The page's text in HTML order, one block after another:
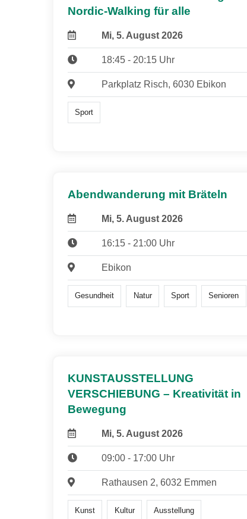
Nordic-Walking für alle
Mi, 5. August 2026
18:45 - 20:15 Uhr
Parkplatz Risch, 6030 Ebikon
Sport
Abendwanderung mit Bräteln
Mi, 5. August 2026
16:15 - 21:00 Uhr
Ebikon
Gesundheit Natur Sport Senioren
KUNSTAUSSTELLUNG
VERSCHIEBUNG – Kreativität in
Bewegung
Mi, 5. August 2026
09:00 - 17:00 Uhr
Rathausen 2, 6032 Emmen
Kunst Kultur Ausstellung